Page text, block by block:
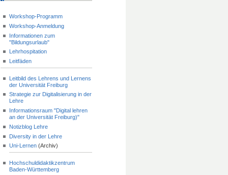
Workshop-Programm
Workshop-Anmeldung
Informationen zum
"Bildungsurlaub"
Lehrhospitation
Leitfäden
Leitbild des Lehrens und Lernens
der Universität Freiburg
Strategie zur Digitalisierung in der
Lehre
Informationsraum "Digital lehren
an der Universität Freiburg)"
Notizblog Lehre
Diversity in der Lehre
Uni-Lernen(Archiv)
Hochschuldidaktikzentrum
Baden-Württemberg